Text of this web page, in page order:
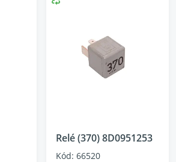
Relé (370) 8D0951253
Kód: 66520